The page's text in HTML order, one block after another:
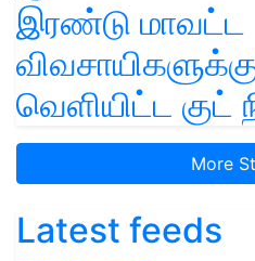
இரண்டு மாவட்ட
வெளியிட்ட குட்
More
Latest feeds